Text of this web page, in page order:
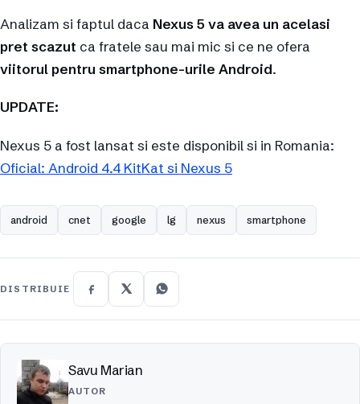
Analizam si faptul daca Nexus 5 va avea un acelasi
pret scazut ca fratele sau mai mic si ce ne ofera
viitorul pentru smartphone-urile Android.
UPDATE:
Nexus 5 a fost lansat si este disponibil si in Romania:
Oficial: Android 4.4 KitKat si Nexus 5
android cnet google lg nexus smartphone
DISTRIBUIE
Savu Marian
AUTOR